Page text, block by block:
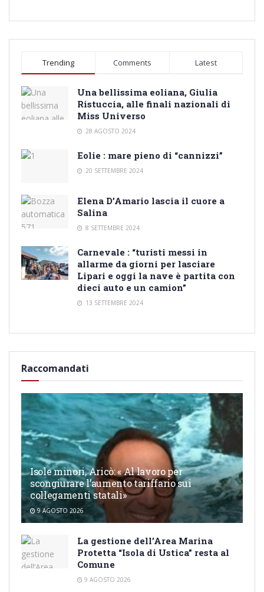
Trending Comments Latest
Una bellissima eoliana, Giulia
Ristuccia, alle finali nazionali di
Miss Universo
28 AGOSTO 2024
Eolie : mare pieno di “cannizzi”
20 SETTEMBRE 2024
Elena D’Amario lascia il cuore a
Salina
8 SETTEMBRE 2024
Carnevale : “turisti messi in
allarme da giorni per lasciare
Lipari e oggi la nave è partita con
dieci auto e un camion”
13 SETTEMBRE 2024
Raccomandati
Isole minori, Aricò: « Al lavoro per
scongiurare l’aumento tariffario sui
collegamenti statali»
9 AGOSTO 2026
La gestione dell’Area Marina
Protetta “Isola di Ustica” resta al
Comune
9 AGOSTO 2026